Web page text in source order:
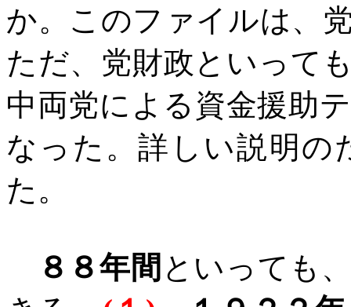
か。このファイルは、
ただ、党財政といって
中両党による資金援助
なった。詳しい説明の
た。
８８年間 といっても